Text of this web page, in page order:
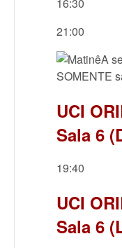
21:00
A
SOMENTE
UCI
Sala 6
19:40
UCI
Sala 6